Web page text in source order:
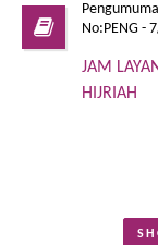
No:PENG -
JAM
HIJRIAH